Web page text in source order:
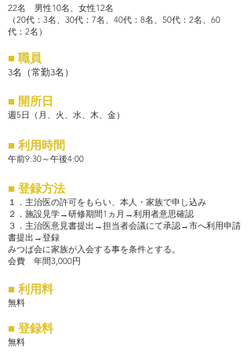
22名 男性10名、女性12名
（20代：3名、30代：7名、40代：8名、50代：2名、60
代：2名）
■ 職員
3名（常勤3名）
■ 開所日
週5日（月、火、水、木、金）
■ 利用時間
午前9:30～午後4:00
■ 登録方法
１．主治医の許可をもらい、本人・家族で申し込み
２．施設見学→研修期間1ヵ月→利用者意思確認
３．主治医意見書提出→担当者会議にて承認→市へ利用申請
書提出→登録
みつば会に家族が入会する事を条件とする。
会費 年間3,000円
■ 利用料
無料
■ 登録料
無料